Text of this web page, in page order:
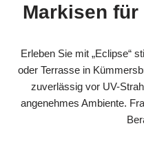
Markisen
Erleben Sie mit „Eclipse“
oder Terrasse in
zuverlässig vor UV-
angenehmes Ambiente.